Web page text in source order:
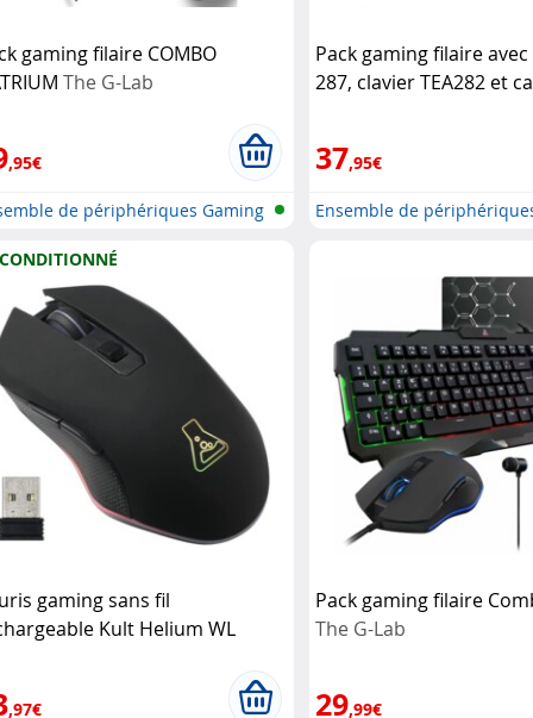
gaming filaire COMBO
The G-Lab
,95€
de périphériques Gaming
Pack gaming filaire
287, clavier TEA282 et
37,95€
Ensemble de
gaming sans fil
Kult Helium WL
,97€
Pack gaming filaire
The G-Lab
29,99€